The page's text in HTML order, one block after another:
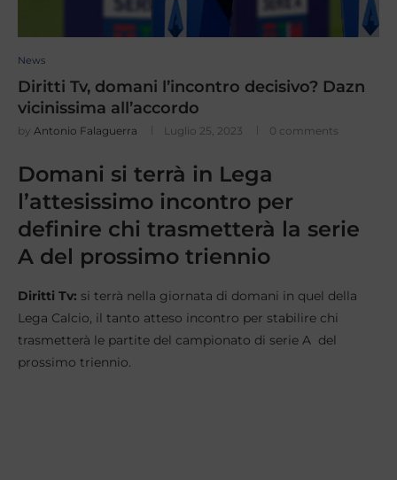
News
Diritti Tv, domani l’incontro decisivo? Dazn
vicinissima all’accordo
by Antonio Falaguerra Luglio 25, 2023 0 comments
Domani si terrà in Lega
l’attesissimo incontro per
definire chi trasmetterà la serie
A del prossimo triennio
Diritti Tv: si terrà nella giornata di domani in quel della
Lega Calcio, il tanto atteso incontro per stabilire chi
trasmetterà le partite del campionato di serie A del
prossimo triennio.